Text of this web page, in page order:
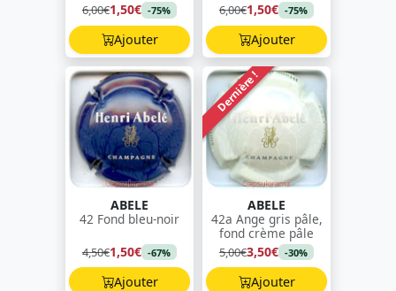
6,00€1,50€ -75%
Ajouter
6,00€1,50€ -75%
Ajouter
ABELE
42 Fond bleu-noir
4,50€1,50€ -67%
Ajouter
Dernière !
ABELE
42a Ange gris pâle,
fond crème pâle
5,00€3,50€ -30%
Ajouter